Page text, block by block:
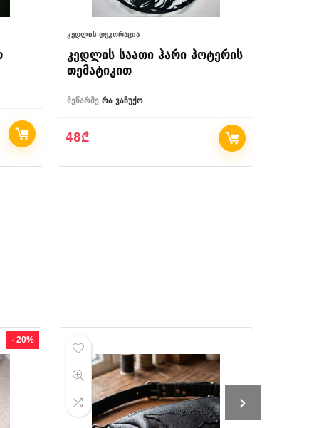
ᲙᲔᲓᲚᲘᲡ ᲓᲔᲙᲝᲠᲐᲪᲘᲐ
კედლის საათი ჰარი პოტერის
თემატიკით
მეწარმე რა ვაჩუქო
48₾
- 20%